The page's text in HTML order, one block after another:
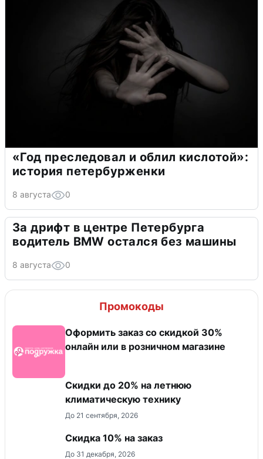
«Год преследовал и облил кислотой»:
история петербурженки
8 августа 0
За дрифт в центре Петербурга
водитель BMW остался без машины
8 августа 0
Промокоды
Оформить заказ со скидкой 30%
онлайн или в розничном магазине
Скидки до 20% на летнюю
климатическую технику
До 21 сентября, 2026
Скидка 10% на заказ
До 31 декабря, 2026